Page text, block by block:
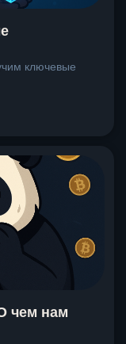
ключевые
чем нам